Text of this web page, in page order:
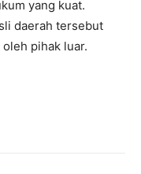
yang kuat.
daerah tersebut
pihak luar.